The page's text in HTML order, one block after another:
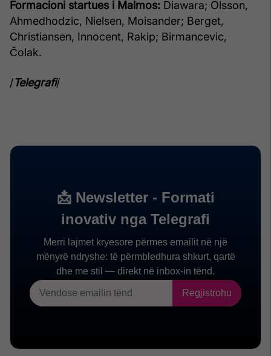
Formacioni startues i Malmos: Diawara; Olsson,
Ahmedhodzic, Nielsen, Moisander; Berget,
Christiansen, Innocent, Rakip; Birmancevic,
Čolak.
/Telegrafi/